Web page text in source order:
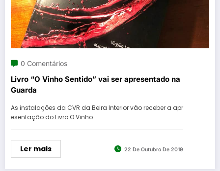
0 Comentários
Livro “O Vinho Sentido” vai ser apresentado na
Guarda
As instalações da CVR da Beira Interior vão receber a apr
esentação do Livro O Vinho…
Ler mais 22 De Outubro De 2019